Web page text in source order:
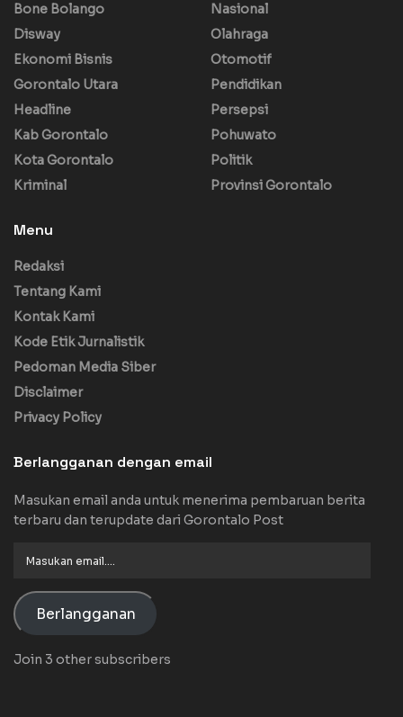
Bone Bolango
Disway
Ekonomi Bisnis
Gorontalo Utara
Headline
Kab Gorontalo
Kota Gorontalo
Kriminal
Nasional
Olahraga
Otomotif
Pendidikan
Persepsi
Pohuwato
Politik
Provinsi Gorontalo
Menu
Redaksi
Tentang Kami
Kontak Kami
Kode Etik Jurnalistik
Pedoman Media Siber
Disclaimer
Privacy Policy
Berlangganan dengan email
Masukan email anda untuk menerima pembaruan berita
terbaru dan terupdate dari Gorontalo Post
Berlangganan
Join 3 other subscribers